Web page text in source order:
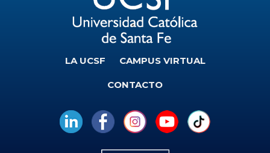
LA UCSF CAMPUS VIRTUAL
CONTACTO